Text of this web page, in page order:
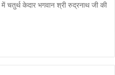
चतुर्थ केदार भगवान श्री रुद्रनाथ जी की